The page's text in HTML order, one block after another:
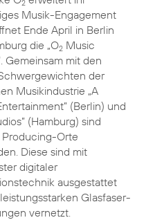
2
Musik-Engagement
Ende April in Berlin
die „O2Music
Gemeinsam mit den
der
Musikindustrie „A
(Berlin) und
(Hamburg) sind
Producing-Orte
Diese sind mit
digitaler
ausgestattet
Glasfaser-
vernetzt.